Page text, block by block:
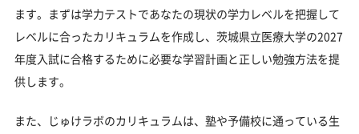
ます。まずは学力テストであなたの現状の学力レベルを把握して
レベルに合ったカリキュラムを作成し、茨城県立医療大学の2027
年度入試に合格するために必要な学習計画と正しい勉強方法を提
供します。
また、じゅけラボのカリキュラムは、塾や予備校に通っている生